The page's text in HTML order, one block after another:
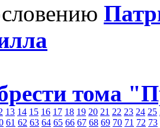
тома
13 14 15 16 17 18 19 20 21 22 23 24 25
61 62 63 64 65 66 67 68 69 70 71 72 73